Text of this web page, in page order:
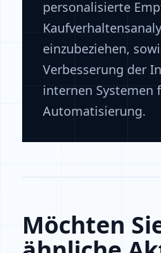
personalisierte
einzubeziehen,
Verbesserung der
internen Systemen
Automatisierung.
Möchten